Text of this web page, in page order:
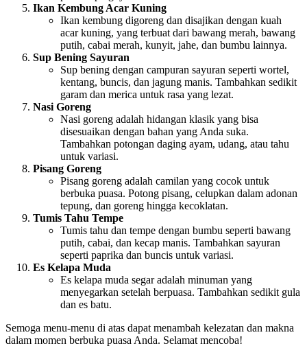
Ikan Kembung Acar Kuning
Ikan kembung digoreng dan disajikan dengan kuah
acar kuning, yang terbuat dari bawang merah, bawang
putih, cabai merah, kunyit, jahe, dan bumbu lainnya.
Sup Bening Sayuran
Sup bening dengan campuran sayuran seperti wortel,
kentang, buncis, dan jagung manis. Tambahkan sedikit
garam dan merica untuk rasa yang lezat.
Nasi Goreng
Nasi goreng adalah hidangan klasik yang bisa
disesuaikan dengan bahan yang Anda suka.
Tambahkan potongan daging ayam, udang, atau tahu
untuk variasi.
Pisang Goreng
Pisang goreng adalah camilan yang cocok untuk
berbuka puasa. Potong pisang, celupkan dalam adonan
tepung, dan goreng hingga kecoklatan.
Tumis Tahu Tempe
Tumis tahu dan tempe dengan bumbu seperti bawang
putih, cabai, dan kecap manis. Tambahkan sayuran
seperti paprika dan buncis untuk variasi.
Es Kelapa Muda
Es kelapa muda segar adalah minuman yang
menyegarkan setelah berpuasa. Tambahkan sedikit gula
dan es batu.
Semoga menu-menu di atas dapat menambah kelezatan dan makna
dalam momen berbuka puasa Anda. Selamat mencoba!